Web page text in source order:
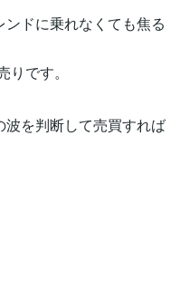
ドに乗れなくても焦る
です。
を判断して売買すれば